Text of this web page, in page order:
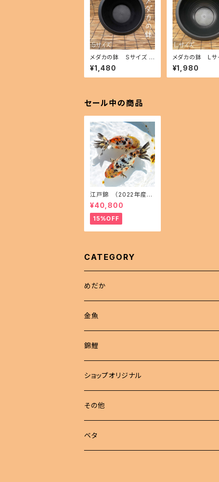
メダカの鉢 Sサイズ ik
ahoff BC-0801-209
68-a
¥1,480
メダカの鉢 Lサ
ahoff BE-
70-a
¥1,980
セール中の商品
江戸錦 （2022年産ま
れ）１５㎝前後 オス1 メ
ス1(現物出品) ikahoff
AA-1114-32457-a
¥40,800
15%OFF
CATEGORY
めだか
現物商品
成魚
若魚
非選別商品
成魚
若魚
金魚
ピンポンパール
現物出品
江戸錦
東錦
らんちゅう
錦鯉
ショップオリジナル
めだか 定額
めだか セット
その他
ベタ